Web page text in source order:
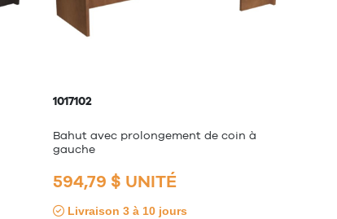
1017102
Bahut avec prolongement de coin à
gauche
594,79 $ UNITÉ
Livraison 3 à 10 jours